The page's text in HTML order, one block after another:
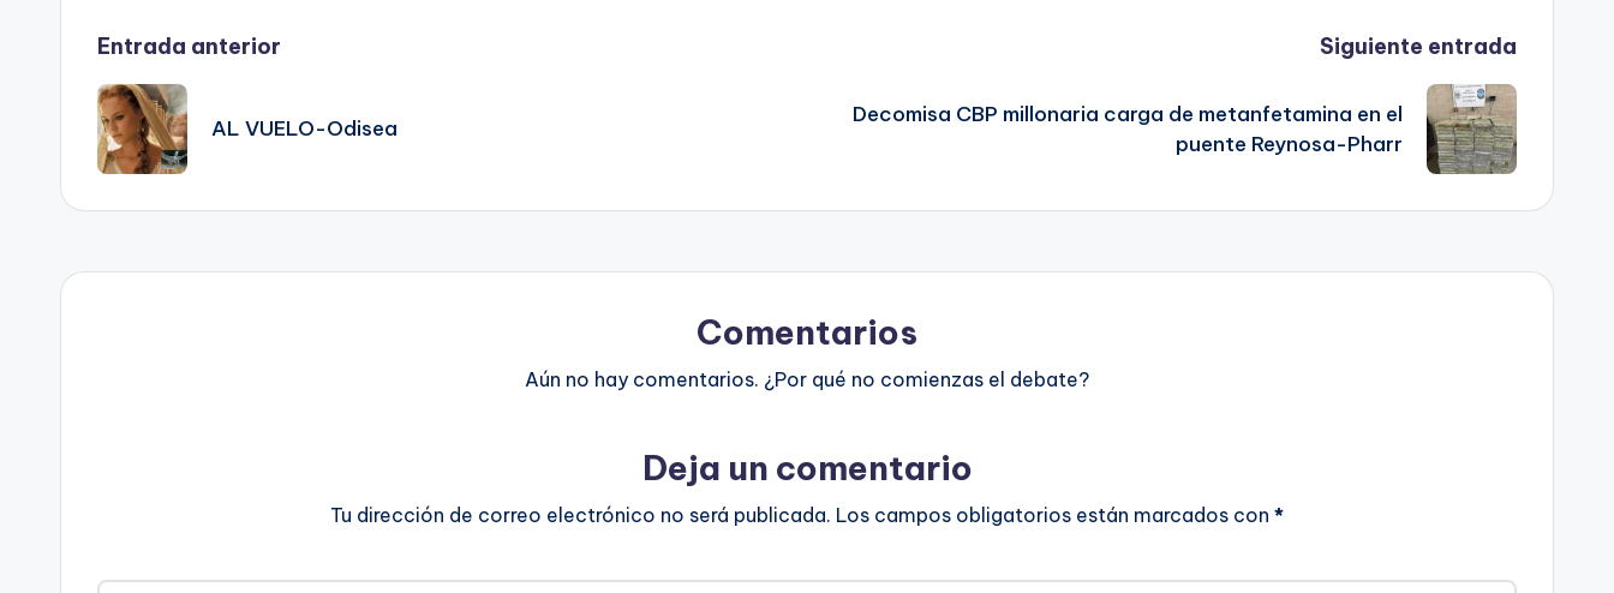
Navegación
de
entradas
Entrada anterior
AL VUELO-Odisea
Siguiente entrada
Decomisa CBP millonaria carga de metanfetamina en el
puente Reynosa-Pharr
Comentarios
Aún no hay comentarios. ¿Por qué no comienzas el debate?
Deja un comentario
Tu dirección de correo electrónico no será publicada. Los campos obligatorios están marcados con *